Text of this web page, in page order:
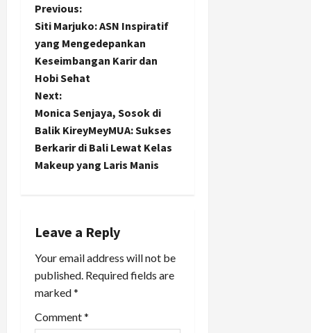
P
o
s
t
n
a
g
a
t
Previous:
Siti Marjuko: ASN Inspiratif
yang Mengedepankan
Keseimbangan Karir dan
Hobi Sehat
Next:
Monica Senjaya, Sosok di
Balik KireyMeyMUA: Sukses
Berkarir di Bali Lewat Kelas
Makeup yang Laris Manis
Leave a Reply
Your email address will not be
published. Required fields are
marked*
Comment*